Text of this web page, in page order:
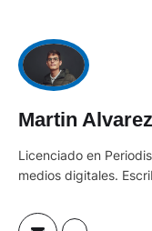
Martin Alvarez
Licenciado en
medios digitales.